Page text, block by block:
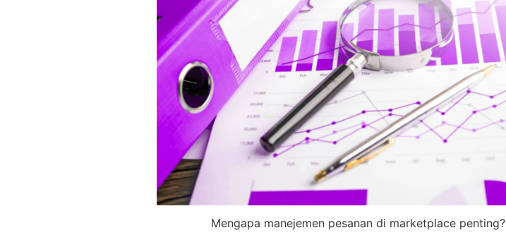
Mengapa manejemen pesanan di marketplace penting?